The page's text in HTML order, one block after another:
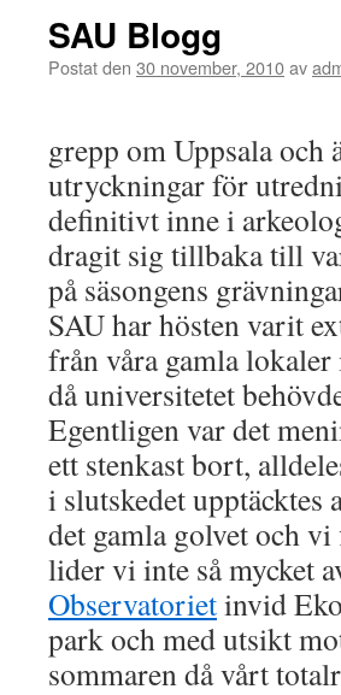
SAU Blogg
Postat den 30 november, 2010av
grepp om Uppsala och
utryckningar för
definitivt inne i
dragit sig tillbaka till
på säsongens
SAU har hösten varit
från våra gamla
då universitetet
Egentligen var det
ett stenkast bort,
i slutskedet upptäcktes
det gamla golvet och
lider vi inte så mycket
Observatorietinvid
park och med utsikt
sommaren då vårt